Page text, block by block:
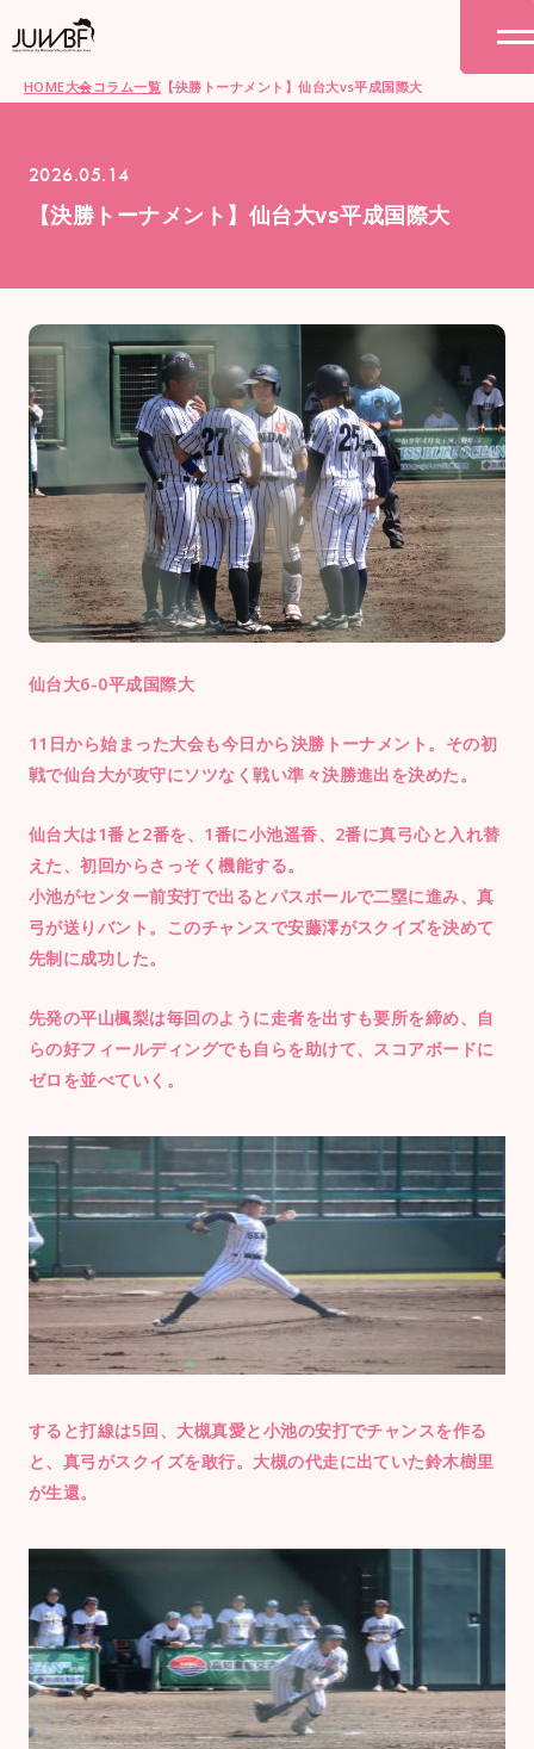
HOME大会コラム一覧 【決勝トーナメント】仙台大vs平成国際大
2026.05.14
【決勝トーナメント】仙台大vs平成国際大
仙台大6-0平成国際大
11日から始まった大会も今日から決勝トーナメント。その初
戦で仙台大が攻守にソツなく戦い準々決勝進出を決めた。
仙台大は1番と2番を、1番に小池遥香、2番に真弓心と入れ替
えた、初回からさっそく機能する。
小池がセンター前安打で出るとパスボールで二塁に進み、真
弓が送りバント。このチャンスで安藤澪がスクイズを決めて
先制に成功した。
先発の平山楓梨は毎回のように走者を出すも要所を締め、自
らの好フィールディングでも自らを助けて、スコアボードに
ゼロを並べていく。
すると打線は5回、大槻真愛と小池の安打でチャンスを作る
と、真弓がスクイズを敢行。大槻の代走に出ていた鈴木樹里
が生還。